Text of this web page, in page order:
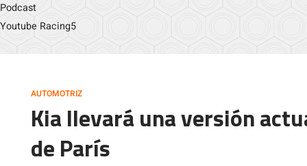
Podcast
Youtube Racing5
AUTOMOTRIZ
Kia llevará una versión
de París